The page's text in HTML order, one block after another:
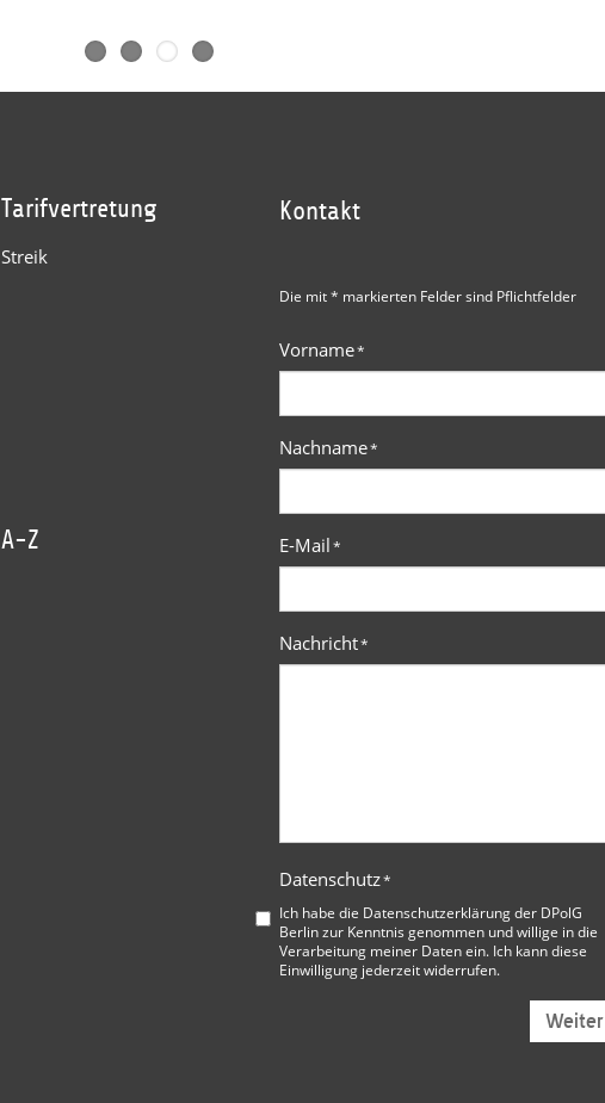
Tarifvertretung
Streik
A-Z
Kontakt
Die mit * markierten Felder sind Pflichtfelder
Vorname*
Nachname*
E-Mail*
Nachricht*
Datenschutz*
Ich habe die Datenschutzerklärung der DPolG
Berlinzur Kenntnis genommen und willige in die
Verarbeitung meiner Daten ein. Ich kann diese
Einwilligung jederzeit widerrufen.
Weiter